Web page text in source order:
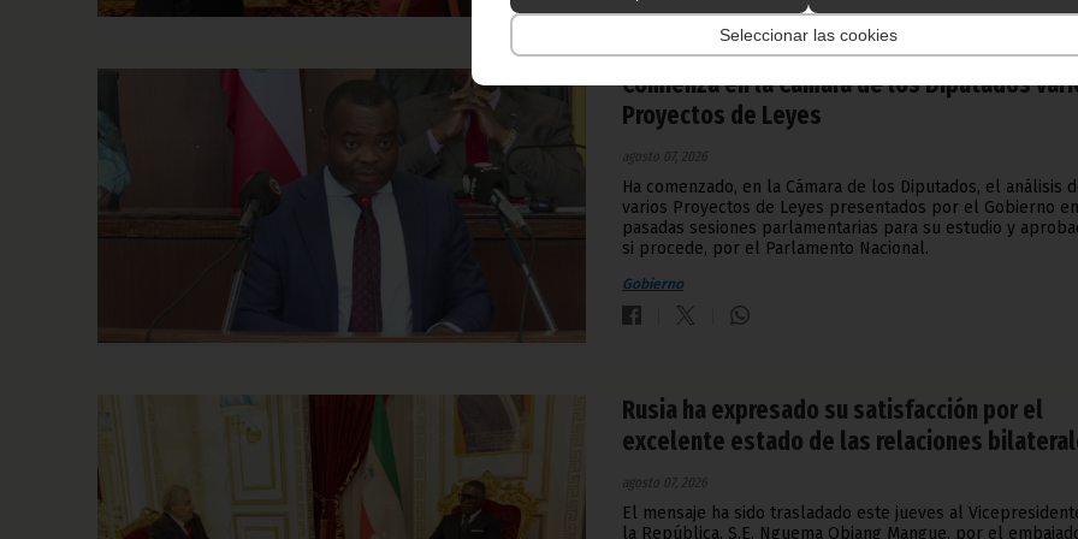
Seleccionar las cookies
Comienza en la Cámara de los Diputados
Proyectos de Leyes
agosto 07, 2026
Ha comenzado, en la Cámara de los Diputados, el análisis
varios Proyectos de Leyes presentados por el Gobierno
pasadas sesiones parlamentarias para su estudio y
si procede, por el Parlamento Nacional.
Gobierno
Rusia ha expresado su satisfacción por el
excelente estado de las relaciones
agosto 07, 2026
El mensaje ha sido trasladado este jueves al
la República, S.E. Nguema Obiang Mangue, por el